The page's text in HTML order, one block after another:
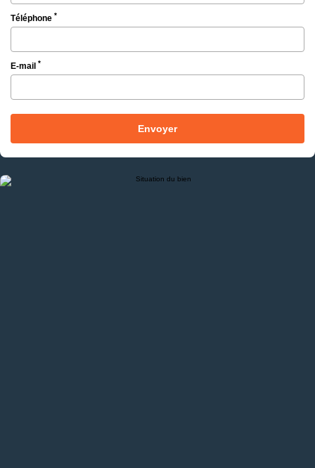
Téléphone *
E-mail *
Envoyer